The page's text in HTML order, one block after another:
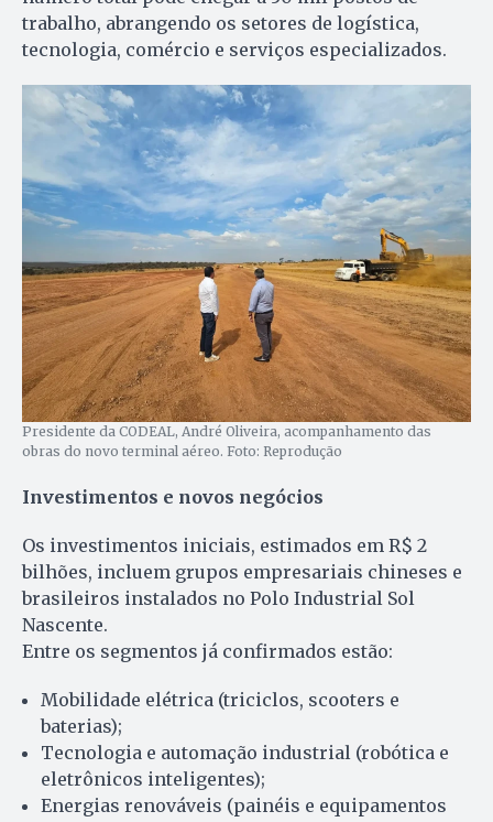
trabalho, abrangendo os setores de logística,
tecnologia, comércio e serviços especializados.
Presidente da CODEAL, André Oliveira, acompanhamento das
obras do novo terminal aéreo. Foto: Reprodução
Investimentos e novos negócios
Os investimentos iniciais, estimados em R$ 2
bilhões, incluem grupos empresariais chineses e
brasileiros instalados no Polo Industrial Sol
Nascente.
Entre os segmentos já confirmados estão:
Mobilidade elétrica (triciclos, scooters e
baterias);
Tecnologia e automação industrial (robótica e
eletrônicos inteligentes);
Energias renováveis (painéis e equipamentos